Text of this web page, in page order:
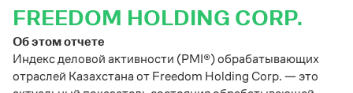
FREEDOM HOLDING CORP.
Об этом отчете
Индекс деловой активности (PMI®) обрабатывающих
отраслей Казахстана от Freedom Holding Corp. — это